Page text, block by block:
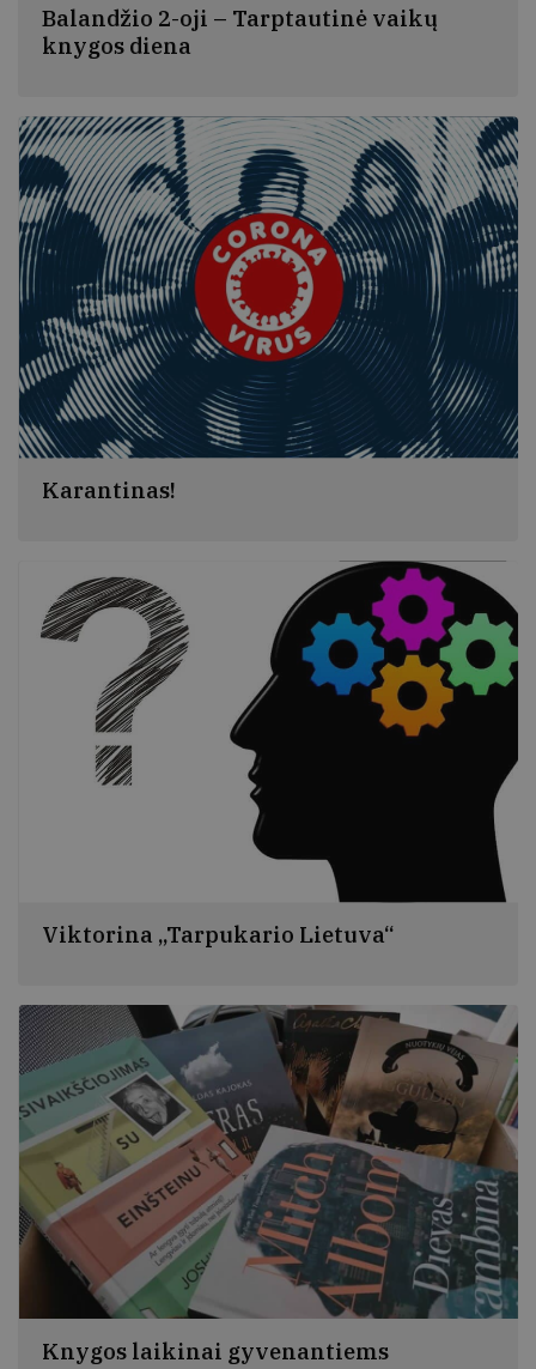
Balandžio 2-oji – Tarptautinė vaikų
knygos diena
pasaulyje ji minima kaip Tarptautinė vaikų knygos diena.
Tą dieną vyksta vaikų literatūros renginiai, parodos,
susitikimai su vaikų knygos kūrėjais.
Karantinas!
lankytojams bus uždara.
Viktorina „Tarpukario Lietuva“
įprastai bibliotekoje antradienio vakarais žaidžiamo
„Auksinio proto“.
Knygos laikinai gyvenantiems